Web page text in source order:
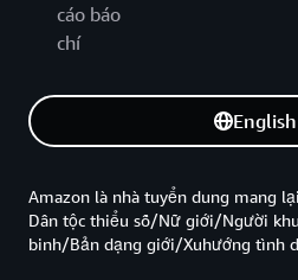
cáo báo
chí
English
Amazon là nhà tuyển dung mang
Dân tộc thiểu số/Nữ giới/Người
binh/Bản dạng giới/Xuhướng tình